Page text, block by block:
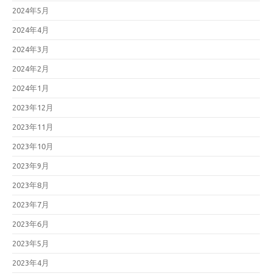
2024年5月
2024年4月
2024年3月
2024年2月
2024年1月
2023年12月
2023年11月
2023年10月
2023年9月
2023年8月
2023年7月
2023年6月
2023年5月
2023年4月